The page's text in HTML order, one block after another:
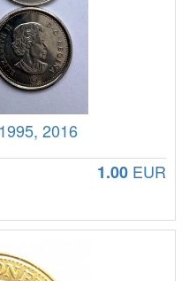
2016
1.00 EUR